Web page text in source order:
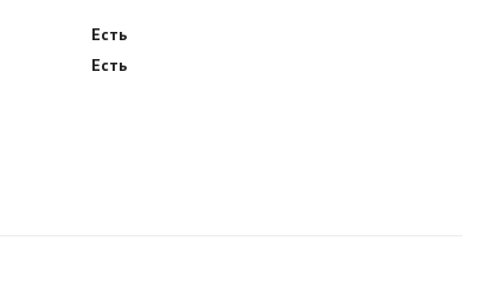
Есть
Есть